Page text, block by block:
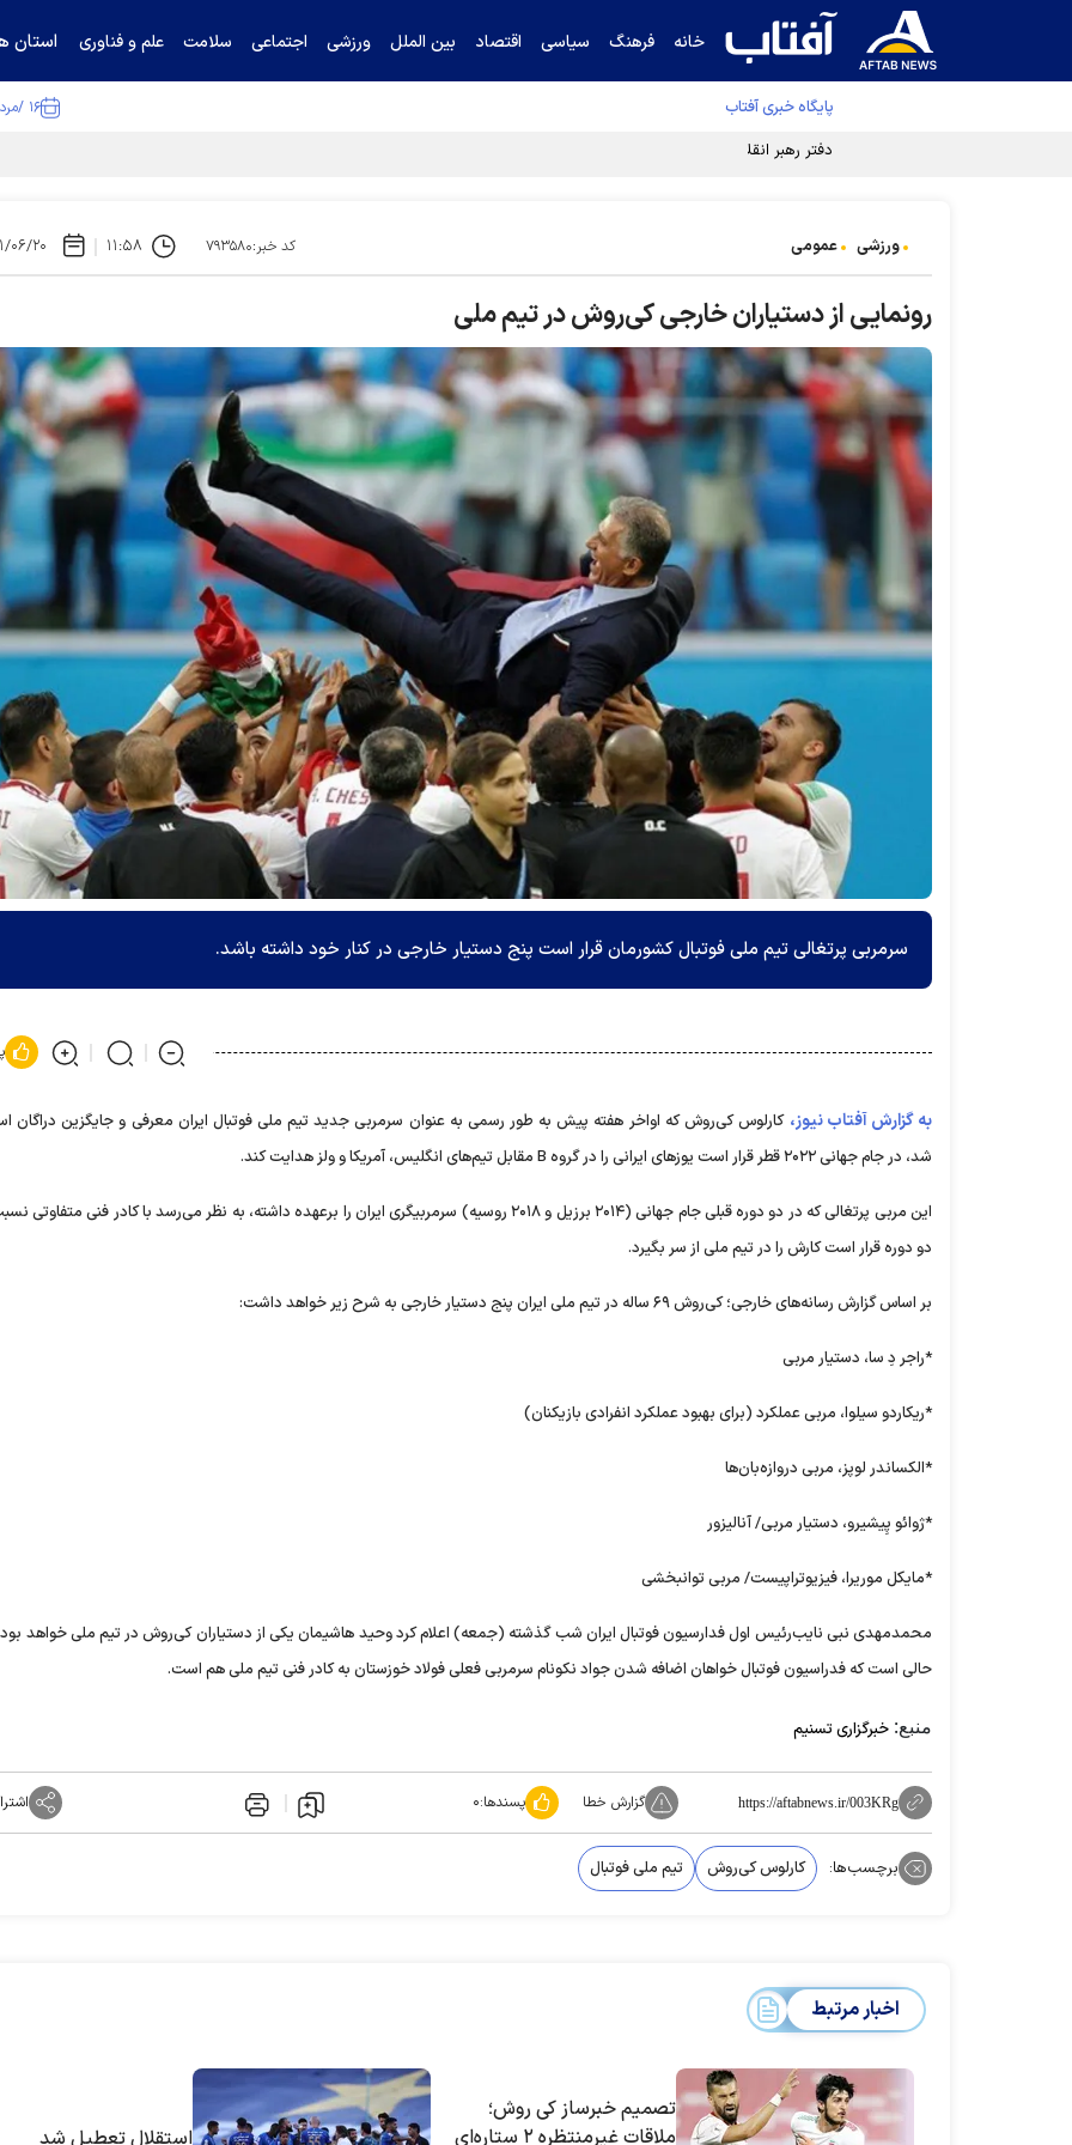
خانه فرهنگ سیاسی اقتصاد بین الملل ورزشی اجتماعی سلامت علم و فناوری استان
پایگاه خبری آفتاب ۱۶ /مرداد /۱۴۰۵
دفتر رهبر انقلاب ادعای خرازی درباره پزشکیان را تکذیب کرد
ورزشی عمومی کد خبر:۷۹۳۵۸۰ ۱۱:۵۸ ۱۴۰۱/
رونمایی از دستیاران خارجی کی‌روش در تیم ملی
سرمربی پرتغالی تیم ملی فوتبال کشورمان قرار است پنج دستیار خارجی در کنار خود داشته باشد.
به گزارش آفتاب نیوز، کارلوس کی‌روش که اواخر هفته پیش به طور رسمی به عنوان سرمربی جدید تیم ملی فوتبال ایران معرفی و جایگزین دراگان
شد، در جام جهانی ۲۰۲۲ قطر قرار است یوز‌های ایرانی را در گروه B مقابل تیم‌های انگلیس، آمریکا و ولز هدایت کند.
این مربی پرتغالی که در دو دوره قبلی جام جهانی (۲۰۱۴ برزیل و ۲۰۱۸ روسیه) سرمربیگری ایران را برعهده داشته، به نظر می‌رسد با کادر فنی
دو دوره قرار است کارش را در تیم ملی از سر بگیرد.
بر اساس گزارش رسانه‌های خارجی؛ کی‌روش ۶۹ ساله در تیم ملی ایران پنج دستیار خارجی به شرح زیر خواهد داشت:
*راجر دِ سا، دستیار مربی
*ریکاردو سیلوا، مربی عملکرد (برای بهبود عملکرد انفرادی بازیکنان)
*الکساندر لوپز، مربی دروازه‌بان‌ها
*ژوائو پِیشیرو، دستیار مربی/ آنالیزور
*مایکل موریرا، فیزیوتراپیست/ مربی توانبخشی
محمدمهدی نبی نایب‌رئیس اول فدارسیون فوتبال ایران شب گذشته (جمعه) اعلام کرد وحید هاشیمان یکی از دستیاران کی‌روش در تیم ملی خواهد
حالی است که فدراسیون فوتبال خواهان اضافه شدن جواد نکونام سرمربی فعلی فولاد خوزستان به کادر فنی تیم ملی هم است.
منبع: خبرگزاری تسنیم
https://aftabnews.ir/003KRg گزارش خطا پسندها:۰
برچسب‌ها: کارلوس کی‌روش تیم ملی فوتبال
اخبار مرتبط
تصمیم خبرساز کی روش؛
ملاقات غیرمنتظره ۲ ستاره‌ای
استقلال تعطیل شد